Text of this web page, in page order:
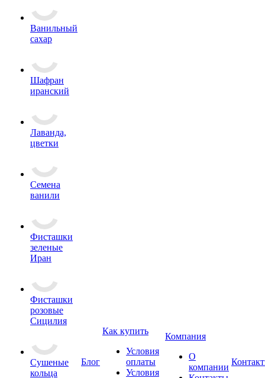
Ванильный
сахар
Шафран
иранский
Лаванда,
цветки
Семена
ванили
Фисташки
зеленые
Иран
Фисташки
розовые
Сицилия
Сушеные
кольца
Блог
Как купить
Условия
оплаты
Условия
Компания
О
компании